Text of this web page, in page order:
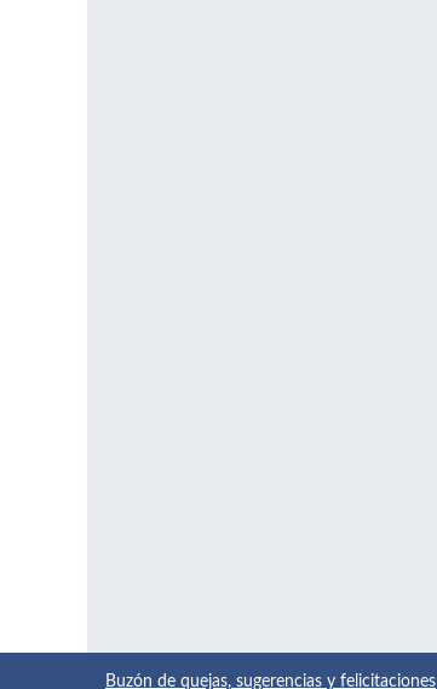
Buzón de quejas, sugerencias y felicitaciones